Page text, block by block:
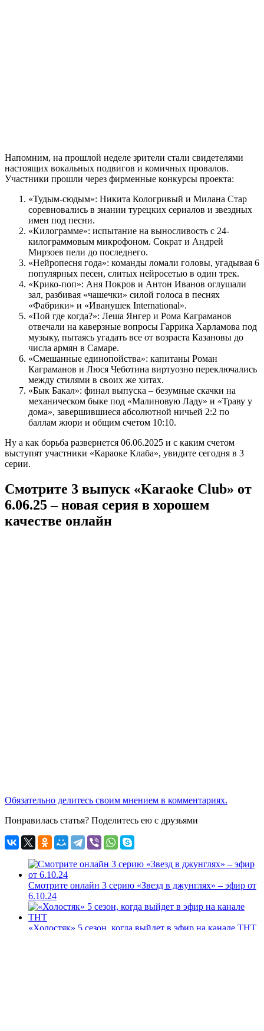
Напомним, на прошлой неделе зрители стали свидетелями
настоящих вокальных подвигов и комичных провалов.
Участники прошли через фирменные конкурсы проекта:
«Тудым-сюдым»: Никита Кологривый и Милана Стар
соревновались в знании турецких сериалов и звездных
имен под песни.
«Килограмме»: испытание на выносливость с 24-
килограммовым микрофоном. Сократ и Андрей
Мирзоев пели до последнего.
«Нейропесня года»: команды ломали головы, угадывая 6
популярных песен, слитых нейросетью в один трек.
«Крико-поп»: Аня Покров и Антон Иванов оглушали
зал, разбивая «чашечки» силой голоса в песнях
«Фабрики» и «Иванушек International».
«Пой где когда?»: Леша Янгер и Рома Каграманов
отвечали на каверзные вопросы Гаррика Харламова под
музыку, пытаясь угадать все от возраста Казановы до
числа армян в Самаре.
«Смешанные единопойства»: капитаны Роман
Каграманов и Люся Чеботина виртуозно переключались
между стилями в своих же хитах.
«Бык Бакал»: финал выпуска – безумные скачки на
механическом быке под «Малиновую Ладу» и «Траву у
дома», завершившиеся абсолютной ничьей 2:2 по
баллам жюри и общим счетом 10:10.
Ну а как борьба развернется 06.06.2025 и с каким счетом
выступят участники «Караоке Клаба», увидите сегодня в 3
серии.
Смотрите 3 выпуск «Karaoke Club» от
6.06.25 – новая серия в хорошем
качестве онлайн
Обязательно делитесь своим мнением в комментариях.
Понравилась статья? Поделитесь ею с друзьями
Смотрите онлайн 3 серию «Звезд в джунглях» – эфир от
6.10.24
«Холостяк» 5 сезон, когда выйдет в эфир на канале ТНТ